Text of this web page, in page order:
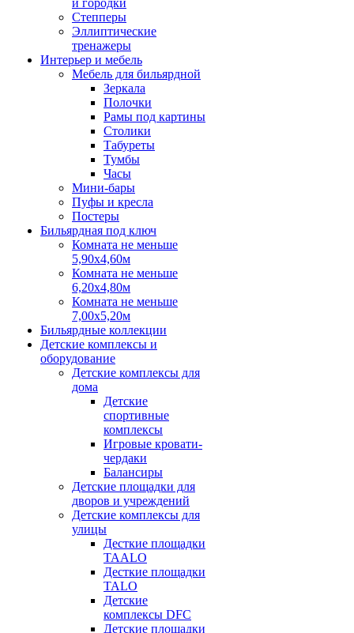
и городки
Степперы
Эллиптические
тренажеры
Интерьер и мебель
Мебель для бильярдной
Зеркала
Полочки
Рамы под картины
Столики
Табуреты
Тумбы
Часы
Мини-бары
Пуфы и кресла
Постеры
Бильярдная под ключ
Комната не меньше
5,90х4,60м
Комната не меньше
6,20х4,80м
Комната не меньше
7,00х5,20м
Бильярдные коллекции
Детские комплексы и
оборудование
Детские комплексы для
дома
Детские
спортивные
комплексы
Игровые кровати-
чердаки
Балансиры
Детские площадки для
дворов и учреждений
Детские комплексы для
улицы
Десткие площадки
TAALO
Десткие площадки
TALO
Детские
комплексы DFC
Детские площадки